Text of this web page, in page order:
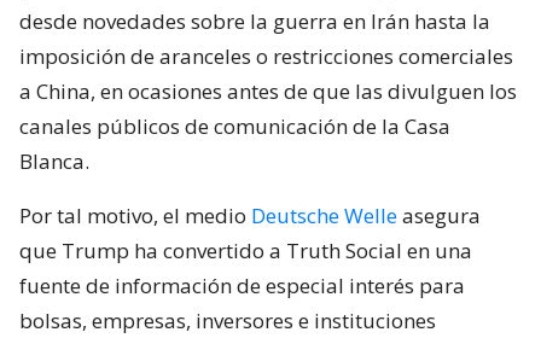
desde novedades sobre la guerra en Irán hasta la
imposición de aranceles o restricciones comerciales
a China, en ocasiones antes de que las divulguen los
canales públicos de comunicación de la Casa
Blanca.
Por tal motivo, el medio Deutsche Welleasegura
que Trump ha convertido a Truth Social en una
fuente de información de especial interés para
bolsas, empresas, inversores e instituciones